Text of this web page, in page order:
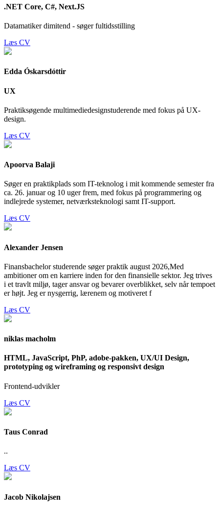
.NET Core, C#, Next.JS
Datamatiker dimitend - søger fultidsstilling
Læs CV
Edda Óskarsdóttir
UX
Praktiksøgende multimediedesignstuderende med fokus på UX-
design.
Læs CV
Apoorva Balaji
Søger en praktikplads som IT-teknolog i mit kommende semester fra
ca. 26. januar og 10 uger frem, med fokus på programmering og
indlejrede systemer, netværksteknologi samt IT-support.
Læs CV
Alexander Jensen
Finansbachelor studerende søger praktik august 2026,Med
ambitioner om en karriere inden for den finansielle sektor. Jeg trives
i et travlt miljø, tager ansvar og bevarer overblikket, selv når tempoet
er højt. Jeg er nysgerrig, lærenem og motiveret f
Læs CV
niklas macholm
HTML, JavaScript, PhP, adobe-pakken, UX/UI Design,
prototyping og wireframing og responsivt design
Frontend-udvikler
Læs CV
Taus Conrad
..
Læs CV
Jacob Nikolajsen